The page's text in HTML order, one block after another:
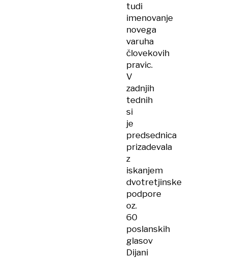
tudi
imenovanje
novega
varuha
človekovih
pravic.
V
zadnjih
tednih
si
je
predsednica
prizadevala
z
iskanjem
dvotretjinske
podpore
oz.
60
poslanskih
glasov
Dijani